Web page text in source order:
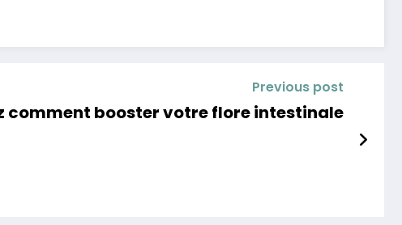
Previous post
comment booster votre flore intestinale